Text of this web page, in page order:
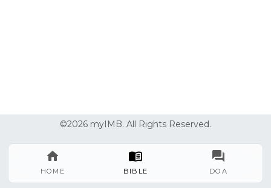
HOME BIBLE DOA
©2026 myIMB. All Rights Reserved.